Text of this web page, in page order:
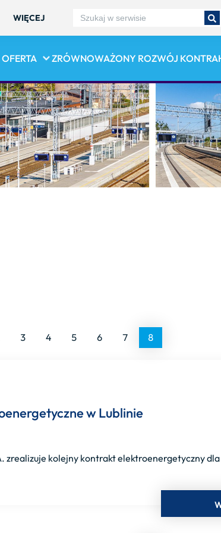
WIĘCEJ
OFERTA ZRÓWNOWAŻONY ROZWÓJ
3 4 5 6 7 8
w Lublinie
zrealizuje kolejny kontrakt elektroenergetyczny